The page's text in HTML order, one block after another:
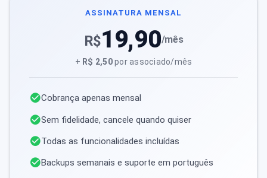
ASSINATURA MENSAL
R$19,90/mês
+ R$ 2,50por associado/mês
Cobrança apenas mensal
Sem fidelidade, cancele quando quiser
Todas as funcionalidades incluídas
Backups semanais e suporte em português